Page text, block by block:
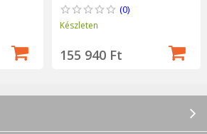
(0)
Készleten
155 940 Ft